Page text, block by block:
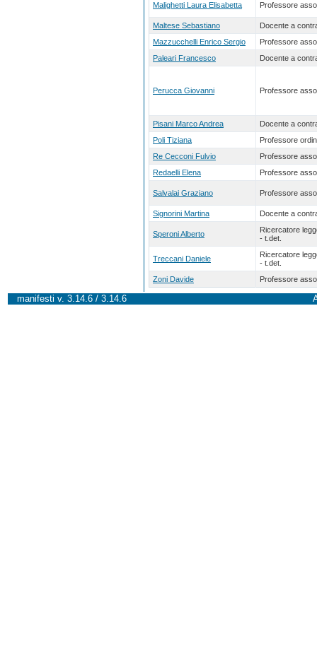
Malighetti Laura Elisabetta Professore
Maltese Sebastiano
Docente a
Mazzucchelli Enrico Sergio
Professore
Paleari Francesco
Docente a
Perucca Giovanni Professore
Pisani Marco Andrea
Docente a
Poli Tiziana
Professore
Re Cecconi Fulvio
Professore
Redaelli Elena
Professore
Salvalai Graziano Professore
Signorini Martina Docente a
Speroni Alberto
Ricercatore
- t.det.
Treccani Daniele
Ricercatore
- t.det.
Zoni Davide
Professore
manifesti v. 3.14.6 / 3.14.6